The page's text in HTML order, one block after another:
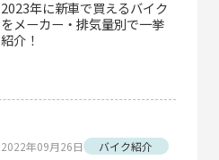
2023年に新車で買えるバイク
をメーカー・排気量別で一挙
紹介！
2022年09月26日 バイク紹介